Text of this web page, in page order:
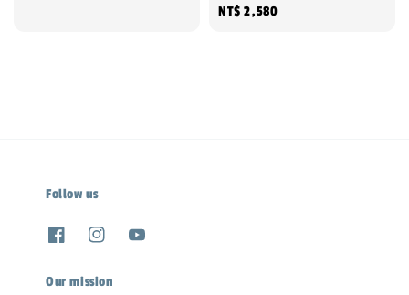
Regular
NT$ 2,580
Follow us
Our mission